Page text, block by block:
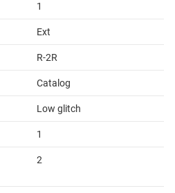
1
Ext
R-2R
Catalog
Low glitch
1
2